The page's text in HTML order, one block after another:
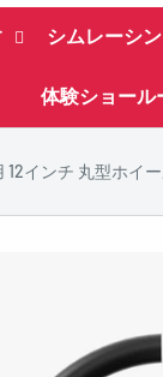
シムレーシ
体験ショール
12インチ 丸型ホイ